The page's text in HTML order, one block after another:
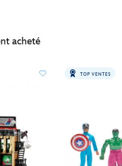
acheté
TOP VENTES